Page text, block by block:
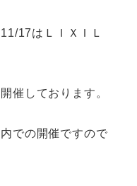
17はＬＩＸＩＬ
催しております。
での開催ですので